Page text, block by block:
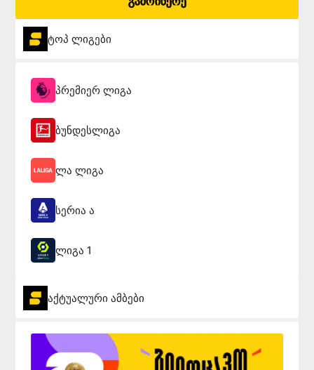
ტოპ ლიგები
პრემიერ ლიგა
ბუნდესლიგა
ლა ლიგა
სერია ა
ლიგა 1
აქტუალური ამბები